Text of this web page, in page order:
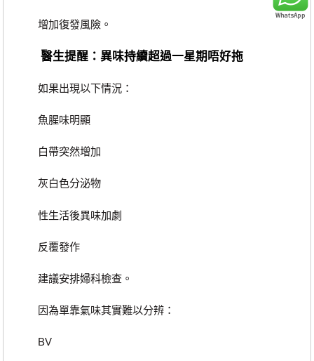
增加復發風險。
醫生提醒：異味持續超過一星期唔好拖
如果出現以下情況：
魚腥味明顯
白帶突然增加
灰白色分泌物
性生活後異味加劇
反覆發作
建議安排婦科檢查。
因為單靠氣味其實難以分辨：
BV